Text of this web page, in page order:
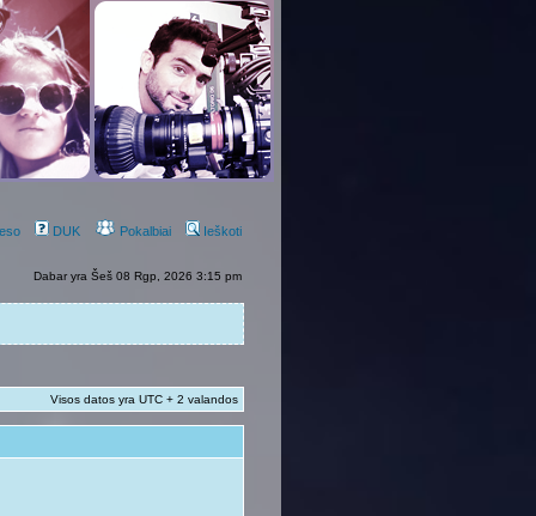
DUK Pokalbiai Ieškoti
Dabar yra Šeš 08 Rgp, 2026 3:15 pm
Visos datos yra UTC + 2 valandos